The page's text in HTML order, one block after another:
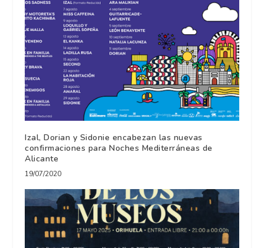
Izal, Dorian y Sidonie encabezan las nuevas
confirmaciones para Noches Mediterráneas de
Alicante
19/07/2020